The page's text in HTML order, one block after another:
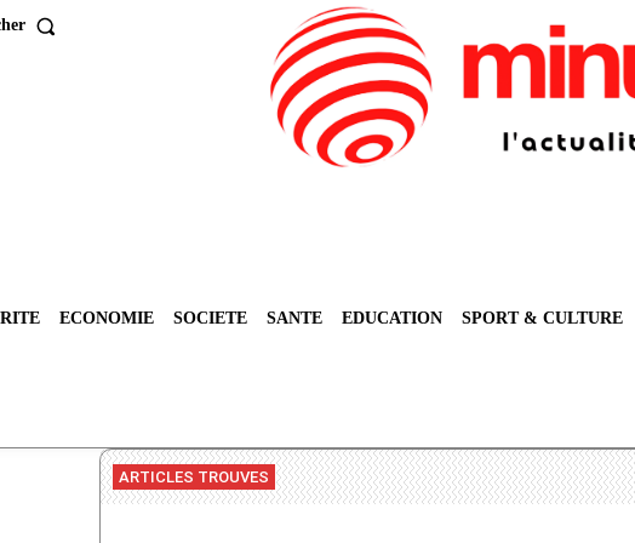
ECONOMIE SOCIETE SANTE EDUCATION SPORT & CULTURE
ARTICLES TROUVES